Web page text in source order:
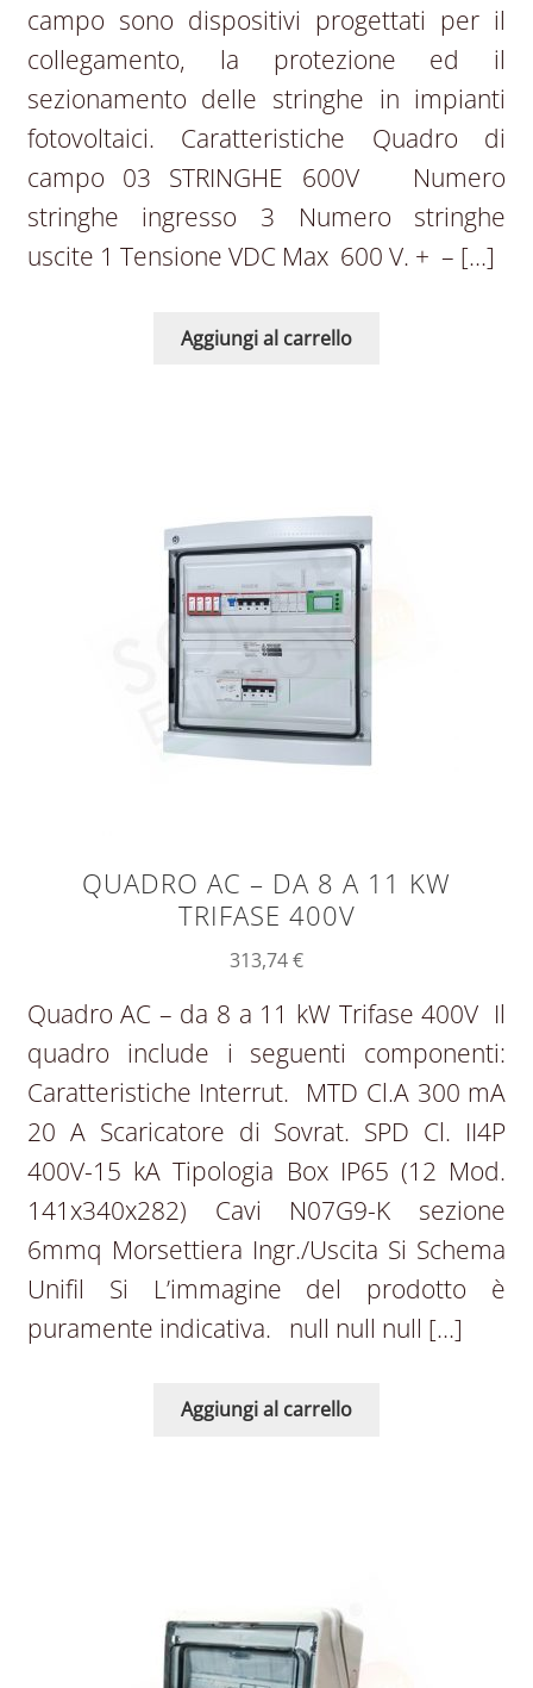
campo sono dispositivi progettati per il
collegamento, la protezione ed il
sezionamento delle stringhe in impianti
fotovoltaici. Caratteristiche Quadro di
campo 03 STRINGHE 600V Numero
stringhe ingresso 3 Numero stringhe
uscite 1 Tensione VDC Max 600 V. + – […]
Aggiungi al carrello
QUADRO AC – DA 8 A 11 KW
TRIFASE 400V
313,74€
Quadro AC – da 8 a 11 kW Trifase 400V Il
quadro include i seguenti componenti:
Caratteristiche Interrut. MTD Cl.A 300 mA
20 A Scaricatore di Sovrat. SPD Cl. II4P
400V-15 kA Tipologia Box IP65 (12 Mod.
141x340x282) Cavi N07G9-K sezione
6mmq Morsettiera Ingr./Uscita Si Schema
Unifil Si L’immagine del prodotto è
puramente indicativa. null null null […]
Aggiungi al carrello